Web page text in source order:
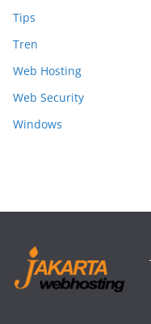
Tips
Tren
Web Hosting
Web Security
Windows